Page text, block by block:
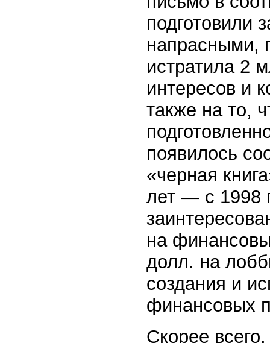
подготовили
напрасными,
истратила 2
интересов и
также на то,
появилось
«черная
лет — с 1998
на
долл. на
создания и
финансовых
Скорее